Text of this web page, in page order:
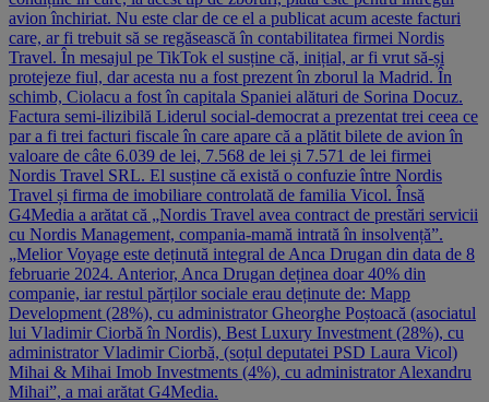
avion închiriat. Nu este clar de ce el a publicat acum aceste facturi
care, ar fi trebuit să se regăsească în contabilitatea firmei Nordis
Travel. În mesajul pe TikTok el susține că, inițial, ar fi vrut să-și
protejeze fiul, dar acesta nu a fost prezent în zborul la Madrid. În
schimb, Ciolacu a fost în capitala Spaniei alături de Sorina Docuz.
Factura semi-ilizibilă Liderul social-democrat a prezentat trei ceea ce
par a fi trei facturi fiscale în care apare că a plătit bilete de avion în
valoare de câte 6.039 de lei, 7.568 de lei și 7.571 de lei firmei
Nordis Travel SRL. El susține că există o confuzie între Nordis
Travel și firma de imobiliare controlată de familia Vicol. Însă
G4Media a arătat că „Nordis Travel avea contract de prestări servicii
cu Nordis Management, compania-mamă intrată în insolvență”.
„Melior Voyage este deținută integral de Anca Drugan din data de 8
februarie 2024. Anterior, Anca Drugan deținea doar 40% din
companie, iar restul părților sociale erau deținute de: Mapp
Development (28%), cu administrator Gheorghe Poștoacă (asociatul
lui Vladimir Ciorbă în Nordis), Best Luxury Investment (28%), cu
administrator Vladimir Ciorbă, (soțul deputatei PSD Laura Vicol)
Mihai & Mihai Imob Investments (4%), cu administrator Alexandru
Mihai”, a mai arătat G4Media.